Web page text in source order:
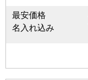
最安価格
名入れ込み